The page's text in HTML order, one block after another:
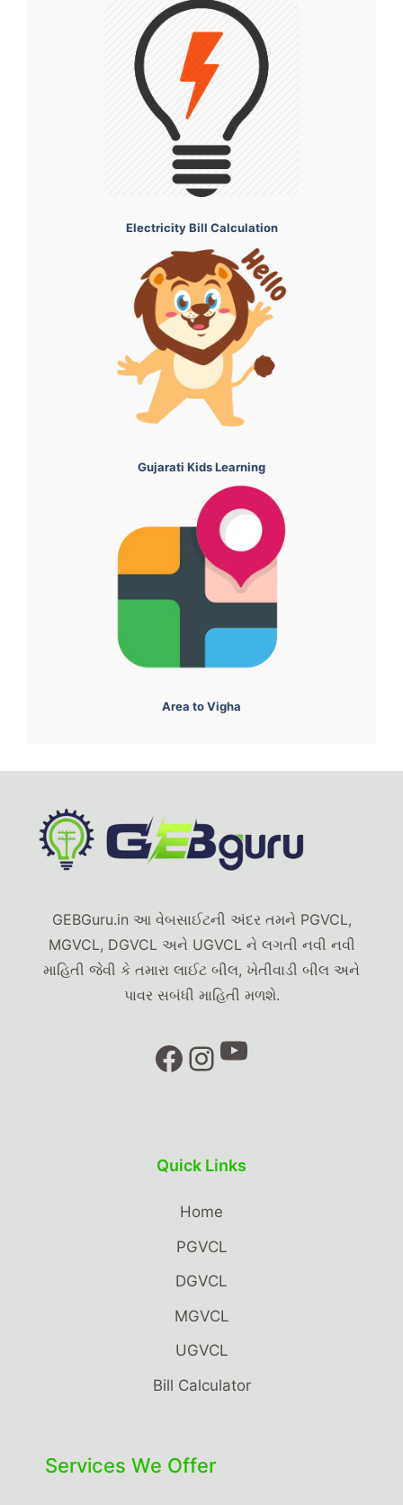
Electricity Bill Calculation
Gujarati Kids Learning
Area to Vigha
GEBGuru.in આ વેબસાઈટની અંદર તમને PGVCL,
MGVCL, DGVCL અને UGVCL ને લગતી નવી નવી
માહિતી જેવી કે તમારા લાઈટ બીલ, ખેતીવાડી બીલ અને
પાવર સબંધી માહિતી મળશે.
Facebook
Instagram
YouTube
Quick Links
Home
PGVCL
DGVCL
MGVCL
UGVCL
Bill Calculator
Services We Offer